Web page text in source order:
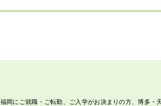
岡にご就職・ご転勤、ご入学がお決まりの方、博多